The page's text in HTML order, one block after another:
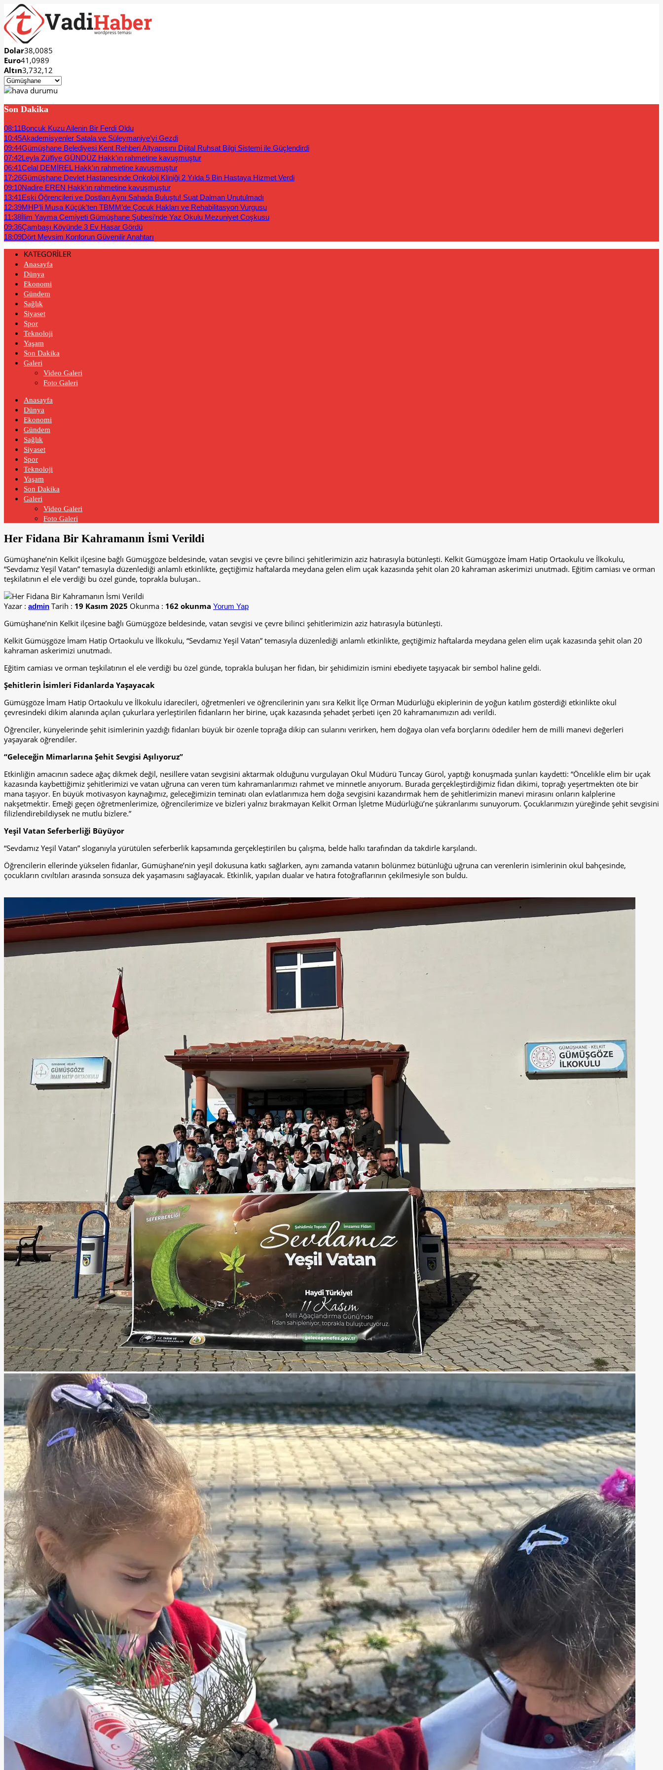
Dolar38,0085
Euro41,0989
Altın3,732,12
Son Dakika
08:11Boncuk Kuzu Ailenin Bir Ferdi Oldu
10:45Akademisyenler Satala ve Süleymaniye’yi Gezdi
09:44Gümüşhane Belediyesi Kent Rehberi Altyapısını Dijital Ruhsat Bilgi Sistemi ile Güçlendirdi
07:42Leyla Zülfiye GÜNDÜZ Hakk’ın rahmetine kavuşmuştur
06:41Celal DEMİREL Hakk’ın rahmetine kavuşmuştur
17:26Gümüşhane Devlet Hastanesinde Onkoloji Kliniği 2 Yılda 5 Bin Hastaya Hizmet Verdi
09:10Nadire EREN Hakk’ın rahmetine kavuşmuştur
13:41Eski Öğrencileri ve Dostları Aynı Sahada Buluştu! Suat Dalman Unutulmadı
12:39MHP’li Musa Küçük’ten TBMM’de Çocuk Hakları ve Rehabilitasyon Vurgusu
11:38İlim Yayma Cemiyeti Gümüşhane Şubesi’nde Yaz Okulu Mezuniyet Coşkusu
09:36Çambaşı Köyünde 3 Ev Hasar Gördü
18:09Dört Mevsim Konforun Güvenilir Anahtarı
KATEGORİLER
Anasayfa
Dünya
Ekonomi
Gündem
Sağlık
Siyaset
Spor
Teknoloji
Yaşam
Son Dakika
Galeri
Video Galeri
Foto Galeri
Anasayfa
Dünya
Ekonomi
Gündem
Sağlık
Siyaset
Spor
Teknoloji
Yaşam
Son Dakika
Galeri
Video Galeri
Foto Galeri
Her Fidana Bir Kahramanın İsmi Verildi
Gümüşhane’nin Kelkit ilçesine bağlı Gümüşgöze beldesinde, vatan sevgisi ve çevre bilinci şehitlerimizin aziz hatırasıyla bütünleşti. Kelkit Gümüşgöze İmam Hatip Ortaokulu ve İlkokulu,
“Sevdamız Yeşil Vatan” temasıyla düzenlediği anlamlı etkinlikte, geçtiğimiz haftalarda meydana gelen elim uçak kazasında şehit olan 20 kahraman askerimizi unutmadı. Eğitim camiası ve orman
teşkilatının el ele verdiği bu özel günde, toprakla buluşan..
Yazar : admin Tarih : 19 Kasım 2025 Okunma : 162 okunma Yorum Yap
Gümüşhane’nin Kelkit ilçesine bağlı Gümüşgöze beldesinde, vatan sevgisi ve çevre bilinci şehitlerimizin aziz hatırasıyla bütünleşti.
Kelkit Gümüşgöze İmam Hatip Ortaokulu ve İlkokulu, “Sevdamız Yeşil Vatan” temasıyla düzenlediği anlamlı etkinlikte, geçtiğimiz haftalarda meydana gelen elim uçak kazasında şehit olan 20
kahraman askerimizi unutmadı.
Eğitim camiası ve orman teşkilatının el ele verdiği bu özel günde, toprakla buluşan her fidan, bir şehidimizin ismini ebediyete taşıyacak bir sembol haline geldi.
Şehitlerin İsimleri Fidanlarda Yaşayacak
Gümüşgöze İmam Hatip Ortaokulu ve İlkokulu idarecileri, öğretmenleri ve öğrencilerinin yanı sıra Kelkit İlçe Orman Müdürlüğü ekiplerinin de yoğun katılım gösterdiği etkinlikte okul
çevresindeki dikim alanında açılan çukurlara yerleştirilen fidanların her birine, uçak kazasında şehadet şerbeti içen 20 kahramanımızın adı verildi.
Öğrenciler, künyelerinde şehit isimlerinin yazdığı fidanları büyük bir özenle toprağa dikip can sularını verirken, hem doğaya olan vefa borçlarını ödediler hem de milli manevi değerleri
yaşayarak öğrendiler.
“Geleceğin Mimarlarına Şehit Sevgisi Aşılıyoruz”
Etkinliğin amacının sadece ağaç dikmek değil, nesillere vatan sevgisini aktarmak olduğunu vurgulayan Okul Müdürü Tuncay Gürol, yaptığı konuşmada şunları kaydetti: “Öncelikle elim bir uçak
kazasında kaybettiğimiz şehitlerimizi ve vatan uğruna can veren tüm kahramanlarımızı rahmet ve minnetle anıyorum. Burada gerçekleştirdiğimiz fidan dikimi, toprağı yeşertmekten öte bir
mana taşıyor. En büyük motivasyon kaynağımız, geleceğimizin teminatı olan evlatlarımıza hem doğa sevgisini kazandırmak hem de şehitlerimizin manevi mirasını onların kalplerine
nakşetmektir. Emeği geçen öğretmenlerimize, öğrencilerimize ve bizleri yalnız bırakmayan Kelkit Orman İşletme Müdürlüğü’ne şükranlarımı sunuyorum. Çocuklarımızın yüreğinde şehit sevgisini
filizlendirebildiysek ne mutlu bizlere.”
Yeşil Vatan Seferberliği Büyüyor
“Sevdamız Yeşil Vatan” sloganıyla yürütülen seferberlik kapsamında gerçekleştirilen bu çalışma, belde halkı tarafından da takdirle karşılandı.
Öğrencilerin ellerinde yükselen fidanlar, Gümüşhane’nin yeşil dokusuna katkı sağlarken, aynı zamanda vatanın bölünmez bütünlüğü uğruna can verenlerin isimlerinin okul bahçesinde,
çocukların cıvıltıları arasında sonsuza dek yaşamasını sağlayacak. Etkinlik, yapılan dualar ve hatıra fotoğraflarının çekilmesiyle son buldu.